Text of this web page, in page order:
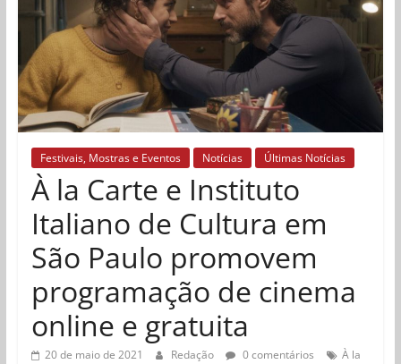
Festivais, Mostras e Eventos Notícias Últimas Notícias
À la Carte e Instituto
Italiano de Cultura em
São Paulo promovem
programação de cinema
online e gratuita
20 de maio de 2021 Redação 0 comentários
À la